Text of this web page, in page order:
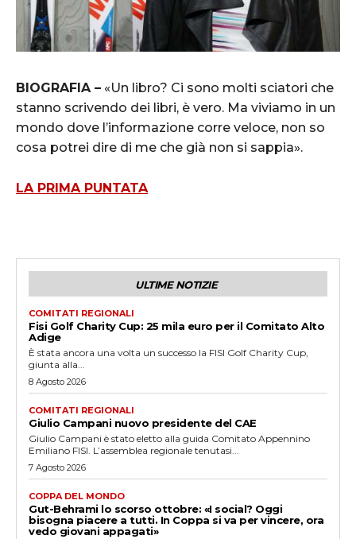
BIOGRAFIA – «Un libro? Ci sono molti sciatori che
stanno scrivendo dei libri, è vero. Ma viviamo in un
mondo dove l’informazione corre veloce, non so
cosa potrei dire di me che già non si sappia».
LA PRIMA PUNTATA
ULTIME NOTIZIE
COMITATI REGIONALI
Fisi Golf Charity Cup: 25 mila euro per il Comitato Alto
Adige
È stata ancora una volta un successo la FISI Golf Charity Cup,
giunta alla...
8 Agosto 2026
COMITATI REGIONALI
Giulio Campani nuovo presidente del CAE
Giulio Campani è stato eletto alla guida Comitato Appennino
Emiliano FISI. L’assemblea regionale tenutasi...
7 Agosto 2026
COPPA DEL MONDO
Gut-Behrami lo scorso ottobre: «I social? Oggi
bisogna piacere a tutti. In Coppa si va per vincere, ora
vedo giovani appagati»